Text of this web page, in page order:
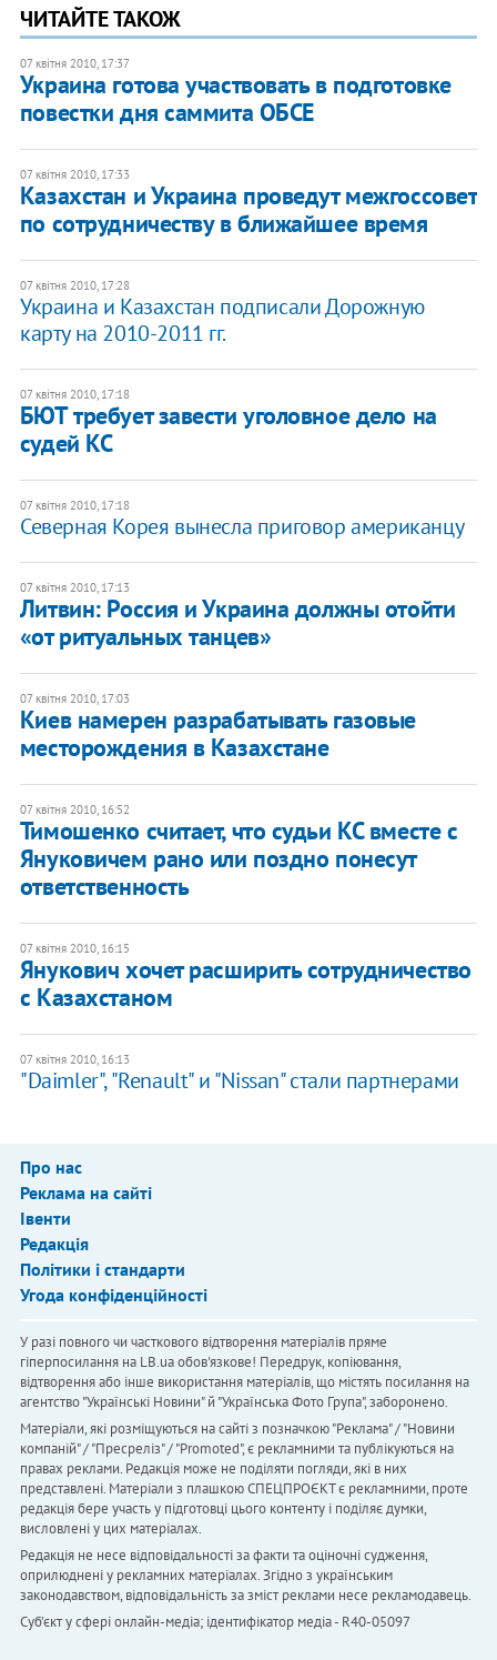
ЧИТАЙТЕ ТАКОЖ
07 квітня 2010, 17:37
Украина готова участвовать в подготовке
повестки дня саммита ОБСЕ
07 квітня 2010, 17:33
Казахстан и Украина проведут межгоссовет
по сотрудничеству в ближайшее время
07 квітня 2010, 17:28
Украина и Казахстан подписали Дорожную
карту на 2010-2011 гг.
07 квітня 2010, 17:18
БЮТ требует завести уголовное дело на
судей КС
07 квітня 2010, 17:18
Северная Корея вынесла приговор американцу
07 квітня 2010, 17:13
Литвин: Россия и Украина должны отойти
«от ритуальных танцев»
07 квітня 2010, 17:03
Киев намерен разрабатывать газовые
месторождения в Казахстане
07 квітня 2010, 16:52
Тимошенко считает, что судьи КС вместе с
Януковичем рано или поздно понесут
ответственность
07 квітня 2010, 16:15
Янукович хочет расширить сотрудничество
с Казахстаном
07 квітня 2010, 16:13
"Daimler", "Renault" и "Nissan" стали партнерами
Про нас
Реклама на сайті
Івенти
Редакція
Політики і стандарти
Угода конфіденційності
У разі повного чи часткового відтворення матеріалів пряме
гіперпосилання на LB.ua обов'язкове! Передрук, копіювання,
відтворення або інше використання матеріалів, що містять посилання на
агентство "Українськi Новини" й "Українська Фото Група", заборонено.
Матеріали, які розміщуються на сайті з позначкою "Реклама" / "Новини
компаній" / "Пресреліз" / "Promoted", є рекламними та публікуються на
правах реклами. Редакція може не поділяти погляди, які в них
представлені. Матеріали з плашкою СПЕЦПРОЄКТ є рекламними, проте
редакція бере участь у підготовці цього контенту і поділяє думки,
висловлені у цих матеріалах.
Редакція не несе відповідальності за факти та оціночні судження,
оприлюднені у рекламних матеріалах. Згідно з українським
законодавством, відповідальність за зміст реклами несе рекламодавець.
Cуб'єкт у сфері онлайн-медіа; ідентифікатор медіа - R40-05097